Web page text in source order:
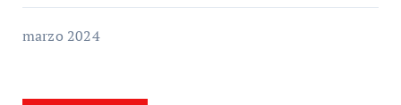
marzo 2024